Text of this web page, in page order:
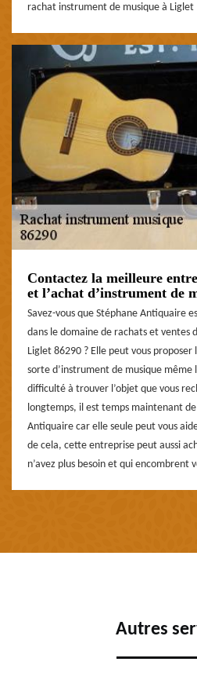
rachat instrument de musique à Liglet
Contactez la meilleure
et l’achat d’instrument de
Savez-vous que Stéphane Antiquaire
dans le domaine de rachats et ventes
Liglet 86290 ? Elle peut vous
sorte d’instrument de musique même
difficulté à trouver l’objet que vous
longtemps, il est temps maintenant
Antiquaire car elle seule peut vous
de cela, cette entreprise peut aussi
n’avez plus besoin et qui encombrent
Autres